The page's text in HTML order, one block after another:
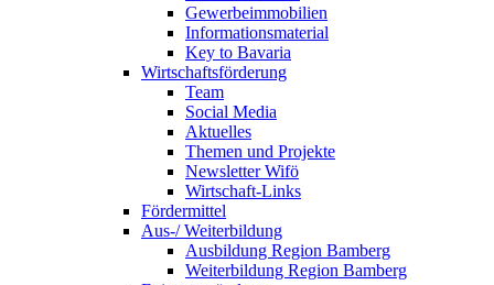
Gewerbeimmobilien
Informationsmaterial
Key to Bavaria
Wirtschaftsförderung
Team
Social Media
Aktuelles
Themen und Projekte
Newsletter Wifö
Wirtschaft-Links
Fördermittel
Aus-/ Weiterbildung
Ausbildung Region Bamberg
Weiterbildung Region Bamberg